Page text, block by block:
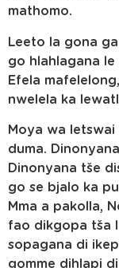
mathomo.
Leeto la gona
go hlahlagana
Efela
nwelela ka
Moya wa
duma.
Dinonyana tše
go se bjalo ka
Mma a pakolla,
fao dikgopa tša
sopagana di
gomme dihlapi